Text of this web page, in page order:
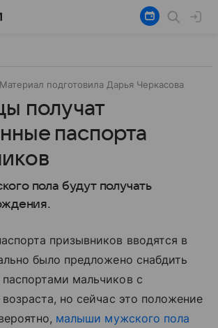
Материал подготовила Дарья Черкасова
получат
паспорта
пола будут получать
призывников вводятся в
было предложено снабдить
мальчиков с
возраста, но сейчас это положение
малыши мужского пола